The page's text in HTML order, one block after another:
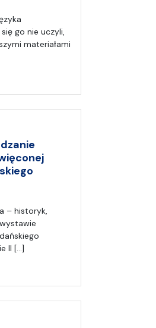
go nie uczyli,
materiałami
– historyk,
II […]